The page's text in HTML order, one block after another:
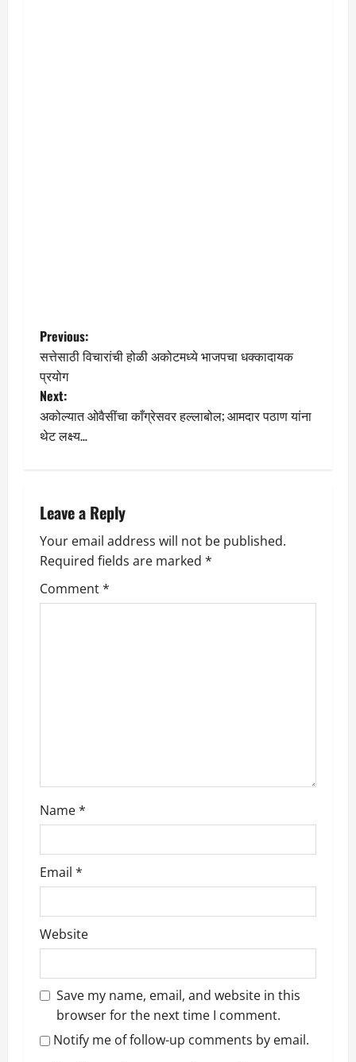
P
o
s
t
a
v
i
g
Previous:
सत्तेसाठी विचारांची होळी अकोटमध्ये भाजपचा धक्कादायक
प्रयोग
Next:
अकोल्यात ओवैसींचा काँग्रेसवर हल्लाबोल; आमदार पठाण यांना
थेट लक्ष्य…
Leave a Reply
Your email address will not be published.
Required fields are marked *
Comment*
Name*
Email *
Website
Save my name, email, and website in this
browser for the next time I comment.
Notify me of follow-up comments by email.